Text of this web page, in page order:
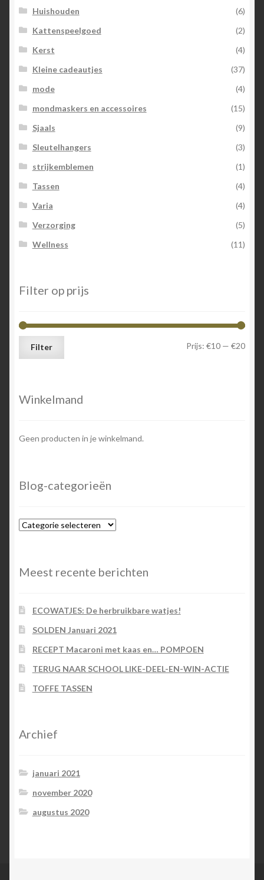
Huishouden
(6)
Kattenspeelgoed
(2)
Kerst
(4)
Kleine cadeautjes
(37)
mode
(4)
mondmaskers en accessoires
(15)
Sjaals
(9)
Sleutelhangers
(3)
strijkemblemen
(1)
Tassen
(4)
Varia
(4)
Verzorging
(5)
Wellness
(11)
Filter op prijs
Min.
Max.
Filter Prijs: €10 — €20
Winkelmand
Geen producten in je winkelmand.
Blog-categorieën
Blog-
Meest recente berichten
ECOWATJES: De herbruikbare watjes!
SOLDEN Januari 2021
RECEPT Macaroni met kaas en… POMPOEN
TERUG NAAR SCHOOL LIKE-DEEL-EN-WIN-ACTIE
TOFFE TASSEN
Archief
januari 2021
november 2020
augustus 2020